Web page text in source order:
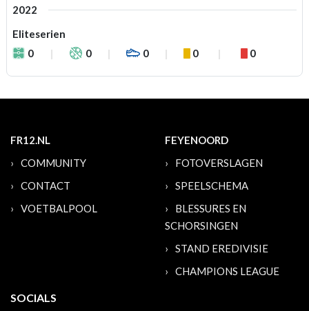
2022
Eliteserien
0
0 0 0 0
FR12.NL
COMMUNITY
CONTACT
VOETBALPOOL
FEYENOORD
FOTOVERSLAGEN
SPEELSCHEMA
BLESSURES EN
SCHORSINGEN
STAND EREDIVISIE
CHAMPIONS LEAGUE
SOCIALS